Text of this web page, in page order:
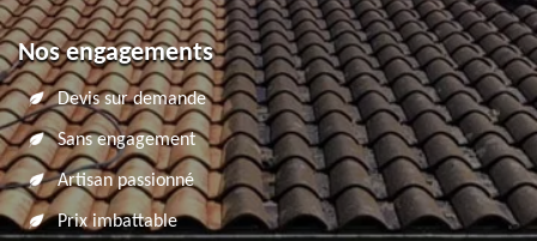
Nos engagements
Devis sur demande
Sans engagement
Artisan passionné
Prix imbattable